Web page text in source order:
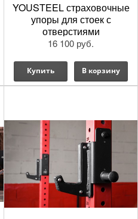
YOUSTEEL страховочные
упоры для стоек с
отверстиями
16 100 руб.
Купить В корзину